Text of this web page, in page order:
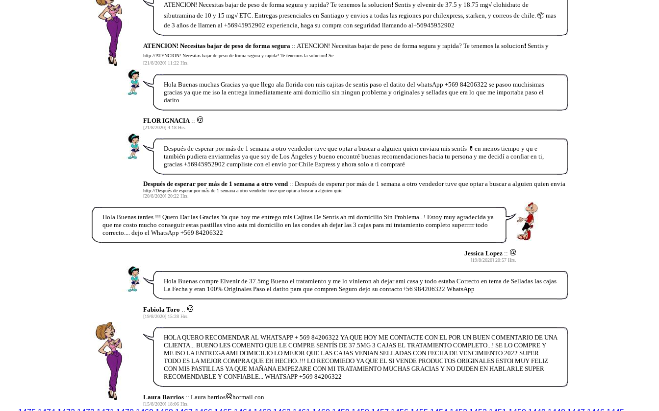
ATENCION! Necesitas bajar de peso de forma segura y rapida? Te tenemos la solucion❗ Sentis y elvenir de 37.5 y 18.75 mg√ clohidrato de
sibutramina de 10 y 15 mg√ ETC. Entregas presenciales en Santiago y envios a todas las regiones por chilexpress, starken, y correos de chile. 📦 mas
de 3 años de llamen al +56945952902 experiencia, haga su compra con seguridad llamando al+56945952902
ATENCION! Necesitas bajar de peso de forma segura :: ATENCION! Necesitas bajar de peso de forma segura y rapida? Te tenemos la solucion❗ Sentis y
http://ATENCION! Necesitas bajar de peso de forma segura y rapida? Te tenemos la solucion❗ Se
[21/8/2020] 11:22 Hrs.
Hola Buenas muchas Gracias ya que llego ala florida con mis cajitas de sentis paso el datito del whatsApp +569 84206322 se pasoo muchisimas
gracias ya que me iso la entrega inmediatamente ami domicilio sin ningun problema y originales y selladas que era lo que me importaba paso el
datito
FLOR IGNACIA::
[21/8/2020] 4:18 Hrs.
Después de esperar por más de 1 semana a otro vendedor tuve que optar a buscar a alguien quien enviara mis sentís 💊en menos tiempo y qu e
también pudiera enviarmelas ya que soy de Los Ángeles y bueno encontré buenas recomendaciones hacia tu persona y me decidí a confiar en ti,
gracias +56945952902 cumpliste con el envío por Chile Express y ahora solo a ti compraré
Después de esperar por más de 1 semana a otro vend:: Después de esperar por más de 1 semana a otro vendedor tuve que optar a buscar a alguien quien envia
http://Después de esperar por más de 1 semana a otro vendedor tuve que optar a buscar a alguien quie
[20/8/2020] 20:22 Hrs.
Hola Buenas tardes !!! Quero Dar las Gracias Ya que hoy me entrego mis Cajitas De Sentís ah mi domicilio Sin Problema...! Estoy muy agradecida ya
que me costo mucho conseguir estas pastillas vino asta mi domicilio en las condes ah dejar las 3 cajas para mi tratamiento completo superrrrr todo
correcto.... dejo el WhatsApp +569 84206322
Jessica Lopez::
[19/8/2020] 20:57 Hrs.
Hola Buenas compre Elvenir de 37.5mg Bueno el tratamiento y me lo vinieron ah dejar ami casa y todo estaba Correcto en tema de Selladas las cajas
La Fecha y eran 100% Originales Paso el datito para que compren Seguro dejo su contacto+56 984206322 WhatsApp
Fabiola Toro ::
[19/8/2020] 15:28 Hrs.
HOLA QUERO RECOMENDAR AL WHATSAPP + 569 84206322 YA QUE HOY ME CONTACTE CON EL POR UN BUEN COMENTARIO DE UNA
CLIENTA... BUENO LES COMENTO QUE LE COMPRE SENTÍS DE 37.5MG 3 CAJAS EL TRATAMIENTO COMPLETO...! SE LO COMPRE Y
ME ISO LA ENTREGA AMI DOMICILIO LO MEJOR QUE LAS CAJAS VENIAN SELLADAS CON FECHA DE VENCIMIENTO 2022 SUPER
TODO ES LA MEJOR COMPRA QUE EH HECHO..!!! LO RECOMIEDO YA QUE EL SI VENDE PRODUCTOS ORIGINALES ESTOI MUY FELIZ
CON MIS PASTILLAS YA QUE MAÑANA EMPEZARE CON MI TRATAMIENTO MUCHAS GRACIAS Y NO DUDEN EN HABLARLE SUPER
RECOMENDABLE Y CONFIABLE... WHATSAPP +569 84206322
Laura Barrios:: Laura.barrios hotmail.con
[15/8/2020] 18:06 Hrs.